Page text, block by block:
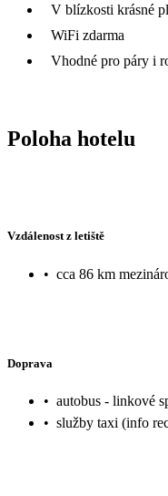
V blízkosti krásné
WiFi zdarma
Vhodné pro páry i
Poloha hotelu
Vzdálenost z letiště
• cca 86 km
Doprava
• autobus - linkové
• služby taxi (info